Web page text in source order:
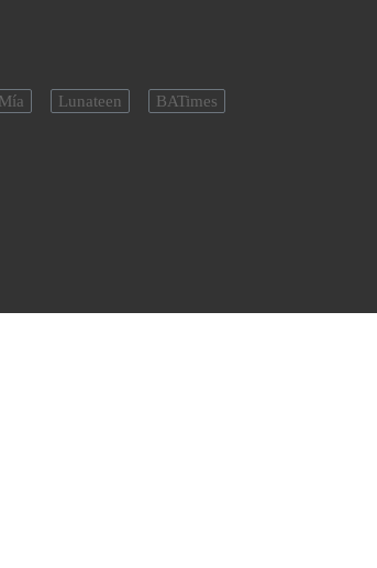
Mía Lunateen BATimes